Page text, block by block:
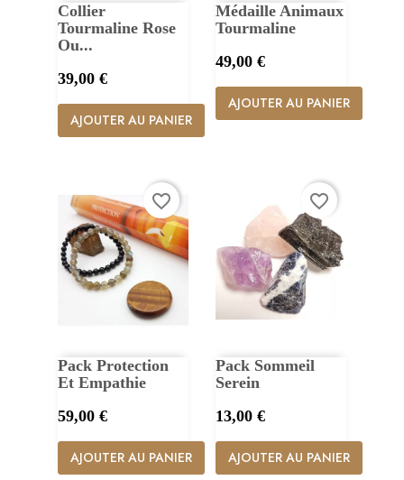
Collier
Tourmaline Rose
Ou...
Prix
39,00 €
AJOUTER AU PANIER
Médaille Animaux
Tourmaline
Prix
49,00 €
AJOUTER AU PANIER
Pack Protection
Et Empathie
Prix
59,00 €
AJOUTER AU PANIER
favorite_border
Pack Sommeil
Serein
Prix
13,00 €
AJOUTER AU PANIER
favorite_border